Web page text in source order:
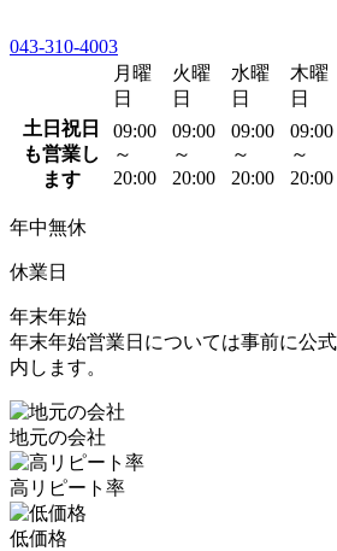
043-310-4003
月曜
日
火曜
日
水曜
日
木曜
日
土日祝日
も営業し
ます
09:00
～
20:00
09:00
～
20:00
09:00
～
20:00
09:00
～
20:00
年中無休
休業日
年末年始
年末年始営業日については事前に公
内します。
地元の会社
高リピート率
低価格